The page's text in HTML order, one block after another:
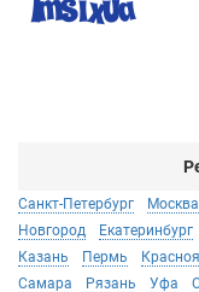
Санкт-Петербург Москва
Новгород
Екатеринбург
Казань
Пермь
Самара
Рязань Уфа